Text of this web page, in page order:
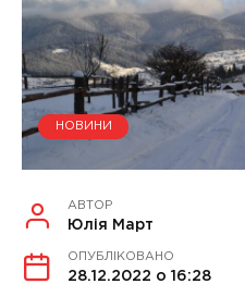
НОВИНИ
АВТОР
Юлія Март
ОПУБЛІКОВАНО
28.12.2022 о 16:28